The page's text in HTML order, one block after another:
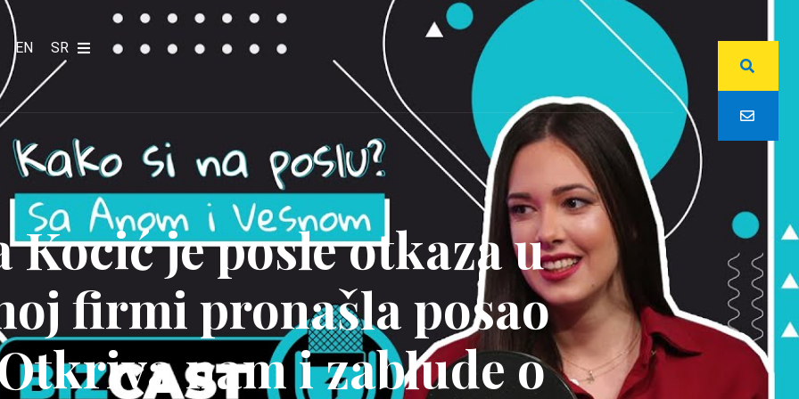
EN SR
Kocić je posle otkaza u
firmi pronašla posao
nam i zablude o